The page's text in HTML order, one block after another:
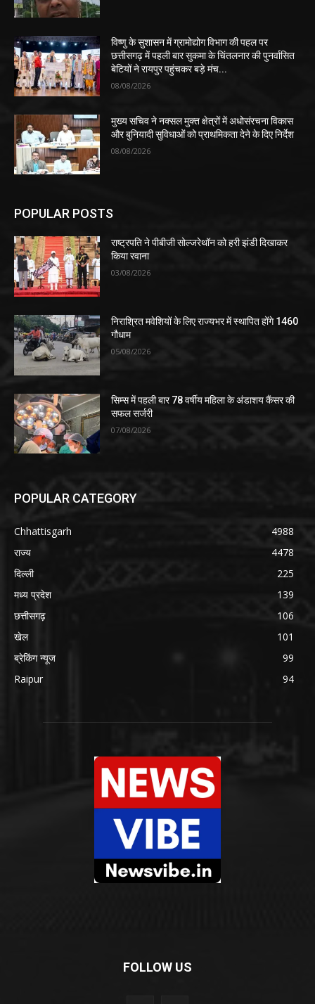
विष्णु के सुशासन में ग्रामोद्योग विभाग की पहल पर
छत्तीसगढ़ में पहली बार सुकमा के चिंतलनार की पुनर्वासित
बेटियों ने रायपुर पहुंचकर बड़े मंच...
08/08/2026
मुख्य सचिव ने नक्सल मुक्त क्षेत्रों में अधोसंरचना विकास
और बुनियादी सुविधाओं को प्राथमिकता देने के दिए निर्देश
08/08/2026
POPULAR POSTS
राष्ट्रपति ने पीबीजी सोल्जरेथॉन को हरी झंडी दिखाकर
किया रवाना
03/08/2026
निराश्रित मवेशियों के लिए राज्यभर में स्थापित होंगे 1460
गौधाम
05/08/2026
सिम्स में पहली बार 78 वर्षीय महिला के अंडाशय कैंसर की
सफल सर्जरी
07/08/2026
POPULAR CATEGORY
Chhattisgarh
4988
राज्य
4478
दिल्ली
225
मध्य प्रदेश
139
छत्तीसगढ़
106
खेल
101
ब्रेकिंग न्यूज
99
Raipur
94
FOLLOW US